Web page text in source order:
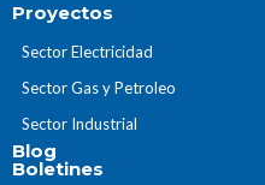
Proyectos
Sector Electricidad
Sector Gas y Petroleo
Sector Industrial
Blog
Boletines